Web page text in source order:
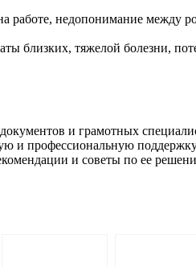
работе, недопонимание между
близких, тяжелой болезни,
и грамотных
и профессиональную
и советы по ее